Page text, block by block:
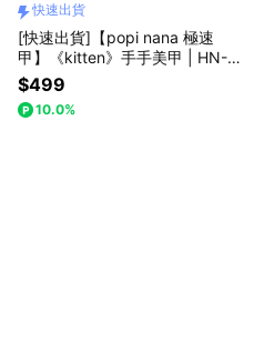
快速出貨
[快速出貨]【popi nana 極速
甲】《kitten》手手美甲 | HN-4
70 (盒裝 / 每款24片)
$499
10.0%